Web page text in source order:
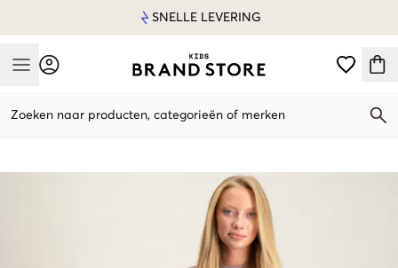
SNELLE LEVERING
Mobile Menu
Zoeken naar producten, categorieën of merken